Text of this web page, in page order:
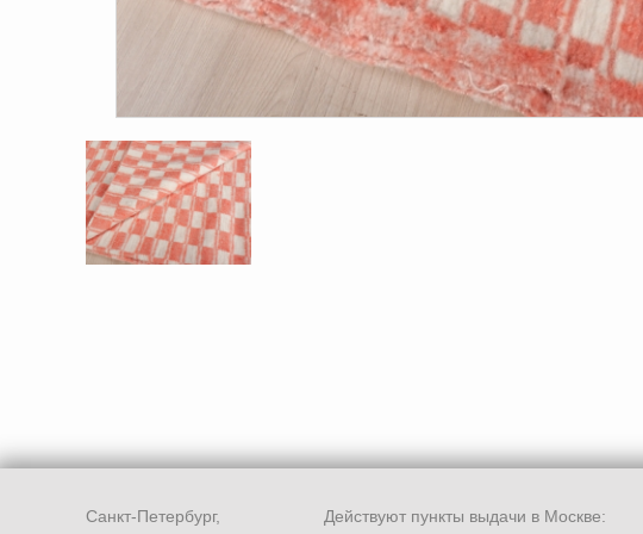
Санкт-Петербург,
Действуют пункты выдачи в Москве: